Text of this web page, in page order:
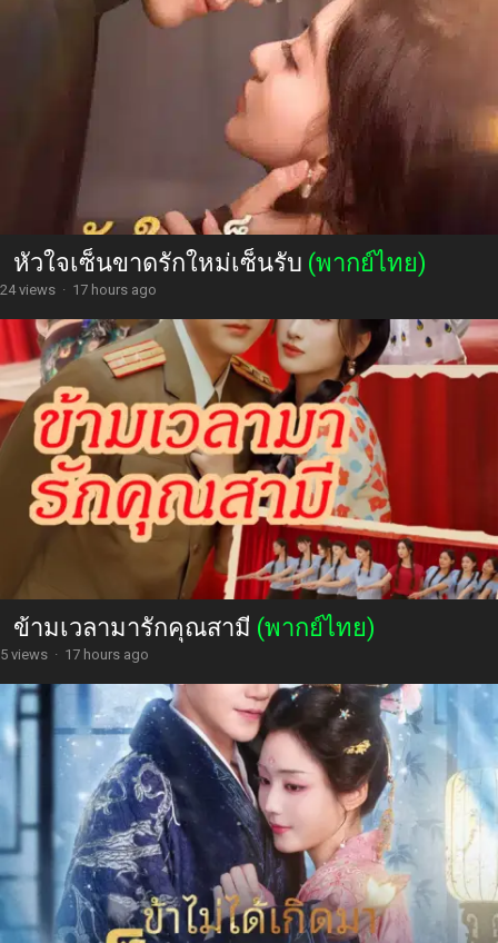
หัวใจเซ็นขาดรักใหม่เซ็นรับ (พากย์ไทย)
24 views · 17 hours ago
ข้ามเวลามารักคุณสามี (พากย์ไทย)
5 views · 17 hours ago